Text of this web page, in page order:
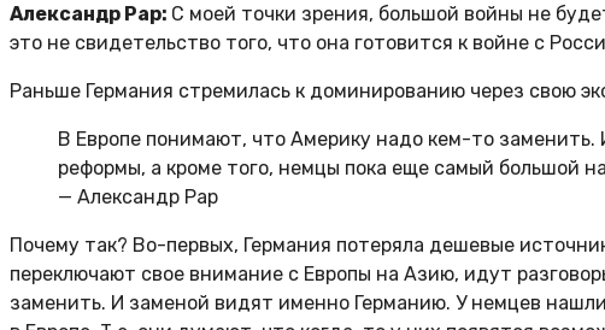
Александр Рар: С моей точки зрения, большой войны не
это не свидетельство того, что она готовится к войне с
Раньше Германия стремилась к доминированию через свою
В Европе понимают, что Америку надо кем-то
реформы, а кроме того, немцы пока еще самый большой
— Александр Рар
Почему так? Во-первых, Германия потеряла дешевые
переключают свое внимание с Европы на Азию, идут
заменить. И заменой видят именно Германию. У немцев